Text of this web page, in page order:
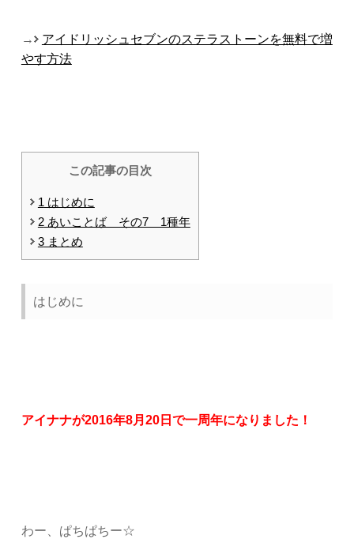
→
アイドリッシュセブンのステラストーンを無料で増
やす方法
この記事の目次
1 はじめに
2あいことば その7 1種年
3まとめ
はじめに
アイナナが2016年8月20日で一周年になりました！
わー、ぱちぱちー☆